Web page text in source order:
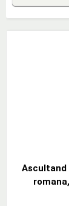
Ascultand